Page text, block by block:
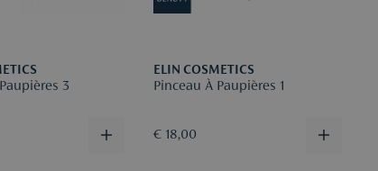
3
ELIN COSMETICS
Pinceau À Paupières 1
€ 18,00